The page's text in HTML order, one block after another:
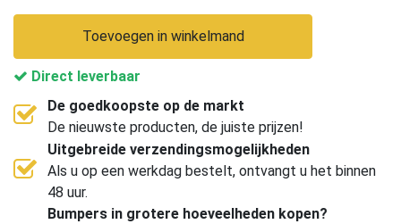
Toevoegen in winkelmand
Direct leverbaar
De goedkoopste op de markt
De nieuwste producten, de juiste prijzen!
Uitgebreide verzendingsmogelijkheden
Als u op een werkdag bestelt, ontvangt u het binnen
48 uur.
Bumpers in grotere hoeveelheden kopen?